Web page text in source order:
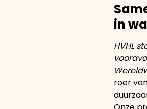
in
HVHL
roer